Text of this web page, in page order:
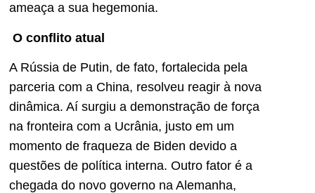
ameaça a sua hegemonia.
O conflito atual
A Rússia de Putin, de fato, fortalecida pela
parceria com a China, resolveu reagir à nova
dinâmica. Aí surgiu a demonstração de força
na fronteira com a Ucrânia, justo em um
momento de fraqueza de Biden devido a
questões de política interna. Outro fator é a
chegada do novo governo na Alemanha,